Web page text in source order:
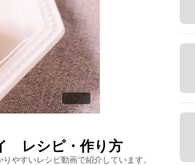
レシピ・作り方
やすいレシピ動画で紹介しています。